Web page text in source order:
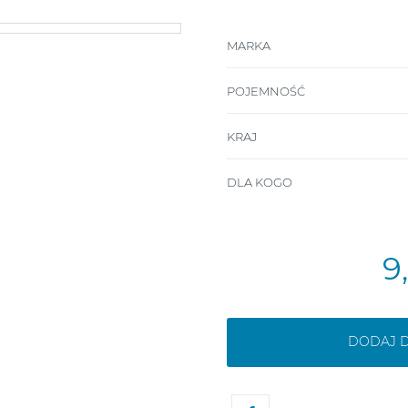
MARKA
POJEMNOŚĆ
KRAJ
DLA KOGO
DODAJ